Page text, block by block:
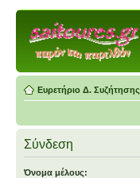
Ευρετήριο Δ. Συζήτησης
Σύνδεση
Όνομα μέλους: